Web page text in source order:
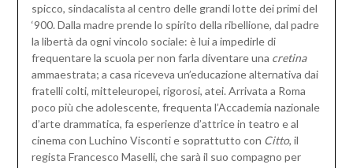
spicco, sindacalista al centro delle grandi lotte dei primi del
‘900. Dalla madre prende lo spirito della ribellione, dal padre
la libertà da ogni vincolo sociale: è lui a impedirle di
frequentare la scuola per non farla diventare una cretina
ammaestrata; a casa riceveva un’educazione alternativa dai
fratelli colti, mitteleuropei, rigorosi, atei. Arrivata a Roma
poco più che adolescente, frequenta l’Accademia nazionale
d’arte drammatica, fa esperienze d’attrice in teatro e al
cinema con Luchino Visconti e soprattutto con Citto, il
regista Francesco Maselli, che sarà il suo compagno per